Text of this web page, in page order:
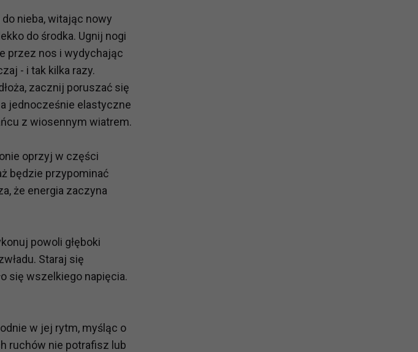
nieba, witając nowy
do środka. Ugnij nogi
przez nos i wydychając
- i tak kilka razy.
zacznij poruszać się
jednocześnie elastyczne
z wiosennym wiatrem.
oprzyj w części
będzie przypominać
że energia zaczyna
powoli głęboki
Staraj się
się wszelkiego napięcia.
w jej rytm, myśląc o
ruchów nie potrafisz lub
podmiotom przetwarzającym je na nasze zlecenie,
podmiotom uprawnionym do uzyskania danych na podstawie
gdy wystąpią z żądaniem w oparciu o stosowną podstawę
dane o ruchu użytkowników zbierane są przez naszych
sprzeciw oraz skorzystać z innych praw wymienionych
zgodnej z obowiązującymi przepisami, podstawie prawnej.
jest niezbędność do wykonania umów o ich świadczenie
w usługach, z których korzystasz). Taką podstawą
jest tzw. uzasadniony interes administratora.
trzecich będzie odbywać się na podstawie Twojej dobrowolnej